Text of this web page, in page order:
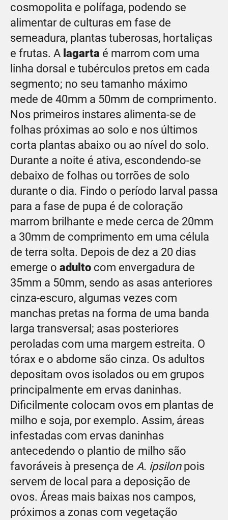
cosmopolita e polífaga, podendo se
alimentar de culturas em fase de
semeadura, plantas tuberosas, hortaliças
e frutas. A lagarta é marrom com uma
linha dorsal e tubérculos pretos em cada
segmento; no seu tamanho máximo
mede de 40mm a 50mm de comprimento.
Nos primeiros instares alimenta-se de
folhas próximas ao solo e nos últimos
corta plantas abaixo ou ao nível do solo.
Durante a noite é ativa, escondendo-se
debaixo de folhas ou torrões de solo
durante o dia. Findo o período larval passa
para a fase de pupa é de coloração
marrom brilhante e mede cerca de 20mm
a 30mm de comprimento em uma célula
de terra solta. Depois de dez a 20 dias
emerge o adulto com envergadura de
35mm a 50mm, sendo as asas anteriores
cinza-escuro, algumas vezes com
manchas pretas na forma de uma banda
larga transversal; asas posteriores
peroladas com uma margem estreita. O
tórax e o abdome são cinza. Os adultos
depositam ovos isolados ou em grupos
principalmente em ervas daninhas.
Dificilmente colocam ovos em plantas de
milho e soja, por exemplo. Assim, áreas
infestadas com ervas daninhas
antecedendo o plantio de milho são
favoráveis à presença de A. ipsilon pois
servem de local para a deposição de
ovos. Áreas mais baixas nos campos,
próximos a zonas com vegetação